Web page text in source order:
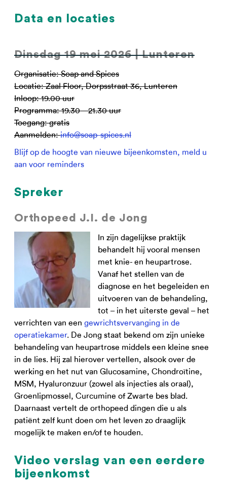
Data en locaties
Dinsdag 19 mei 2026 | Lunteren
Organisatie: Soap and Spices
Locatie: Zaal Floor, Dorpsstraat 36, Lunteren
Inloop: 19.00 uur
Programma: 19.30 – 21.30 uur
Toegang: gratis
Aanmelden:info@soap-spices.nl
Blijf op de hoogte van nieuwe bijeenkomsten, meld u
aan voor reminders
Spreker
Orthopeed J.I. de Jong
In zijn dagelijkse praktijk
behandelt hij vooral mensen
met knie- en heupartrose.
Vanaf het stellen van de
diagnose en het begeleiden en
uitvoeren van de behandeling,
tot – in het uiterste geval – het
verrichten van een gewrichtsvervanging in de
operatiekamer. De Jong staat bekend om zijn unieke
behandeling van heupartrose middels een kleine snee
in de lies. Hij zal hierover vertellen, alsook over de
werking en het nut van Glucosamine, Chondroïtine,
MSM, Hyaluronzuur (zowel als injecties als oraal),
Groenlipmossel, Curcumine of Zwarte bes blad.
Daarnaast vertelt de orthopeed dingen die u als
patiënt zelf kunt doen om het leven zo draaglijk
mogelijk te maken en/of te houden.
Video verslag van een eerdere
bijeenkomst